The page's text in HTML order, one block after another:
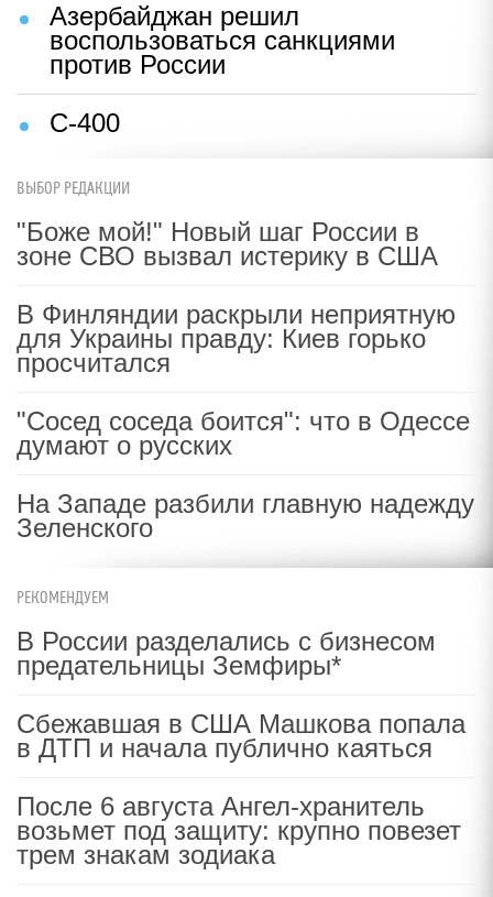
Азербайджан решил
воспользоваться санкциями
против России
С-400
ВЫБОР РЕДАКЦИИ
"Боже мой!" Новый шаг России в
зоне СВО вызвал истерику в США
В Финляндии раскрыли неприятную
для Украины правду: Киев горько
просчитался
"Сосед соседа боится": что в Одессе
думают о русских
На Западе разбили главную надежду
Зеленского
РЕКОМЕНДУЕМ
В России разделались с бизнесом
предательницы Земфиры*
Сбежавшая в США Машкова попала
в ДТП и начала публично каяться
После 6 августа Ангел-хранитель
возьмет под защиту: крупно повезет
трем знакам зодиака